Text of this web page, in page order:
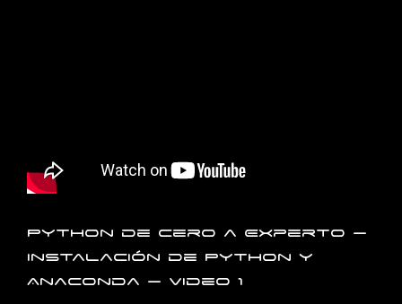
Python de Cero a Experto –
Instalación de Python y
Anaconda – Video 1